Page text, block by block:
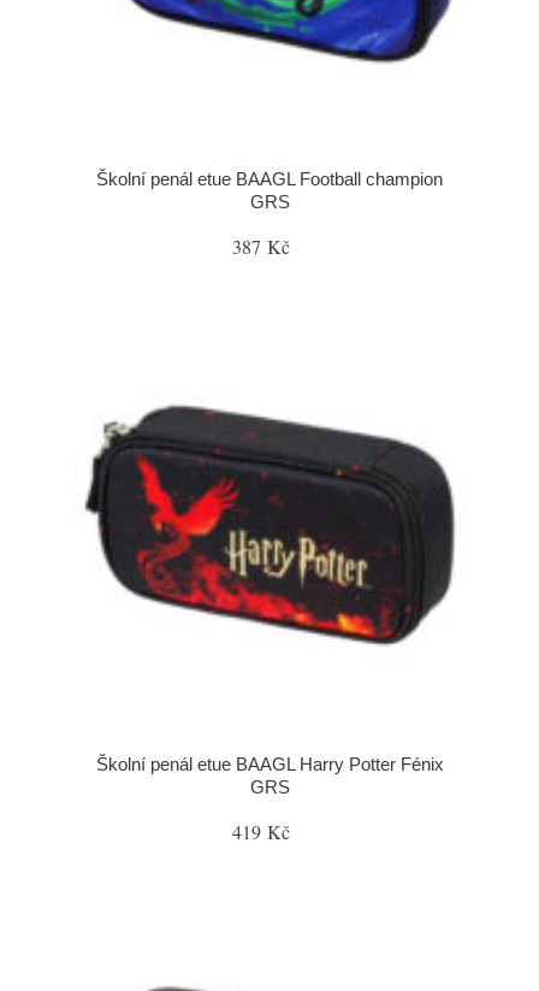
Školní penál etue BAAGL Football champion
GRS
387 Kč
Školní penál etue BAAGL Harry Potter Fénix
GRS
419 Kč